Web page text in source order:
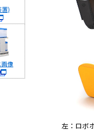
置)
像
左：ロボ